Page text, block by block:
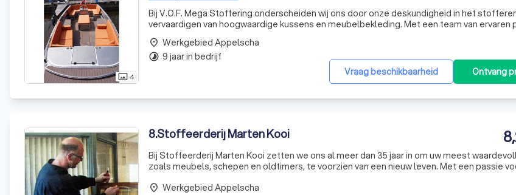
photo_size_select_actual4
Bij V.O.F. Mega Stoffering onderscheiden wij ons door onze deskundigheid in het
vervaardigen van hoogwaardige kussens en meubelbekleding. Met een team van
bieden wij maatwerk in diverse textielsoorten, perfect afgestemd op uw wensen. Of het
opnieuw b
Vraag beschikbaarheid Ontvang
place Werkgebied Appelscha
timelapse 9 jaar in bedrijf
8.Stoffeerderij Marten Kooi
Bij Stoffeerderij Marten Kooi zetten we ons al meer dan 35 jaar in om uw meest
zoals meubels, schepen en oldtimers, te voorzien van een nieuw leven. Met een passie
nu gaat
place Werkgebied Appelscha